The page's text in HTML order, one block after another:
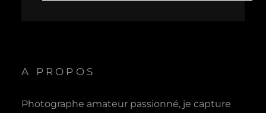
A PROPOS
Photographe amateur passionné, je capture